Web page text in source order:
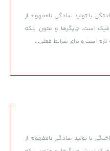
با تولید سادگی نامفهوم از
است. چاپگرها و متون بلکه
است و برای شرایط فعلی...
با تولید سادگی نامفهوم از